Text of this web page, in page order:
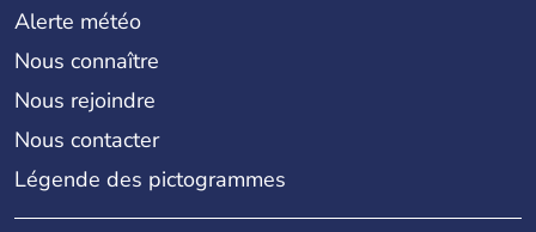
Alerte météo
Nous connaître
Nous rejoindre
Nous contacter
Légende des pictogrammes